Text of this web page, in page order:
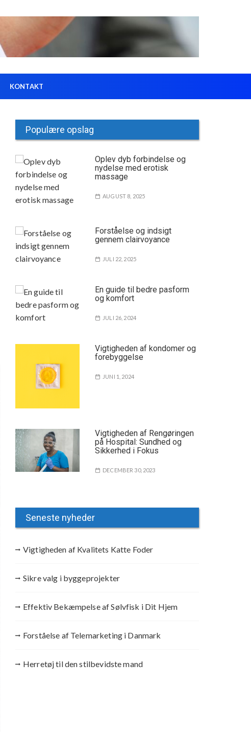
KONTAKT
Populære opslag
Oplev dyb forbindelse og
nydelse med erotisk
massage
AUGUST 8, 2025
Forståelse og indsigt
gennem clairvoyance
JULI 22, 2025
En guide til bedre pasform
og komfort
JULI 26, 2024
Vigtigheden af kondomer og
forebyggelse
JUNI 1, 2024
Vigtigheden af Rengøringen
på Hospital: Sundhed og
Sikkerhed i Fokus
DECEMBER 30, 2023
Seneste nyheder
Vigtigheden af Kvalitets Katte Foder
Sikre valg i byggeprojekter
Effektiv Bekæmpelse af Sølvfisk i Dit Hjem
Forståelse af Telemarketing i Danmark
Herretøj til den stilbevidste mand